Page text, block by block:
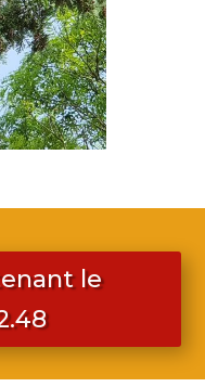
le